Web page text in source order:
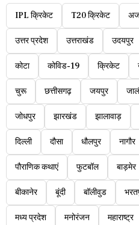
IPL क्रिकेट T20 क्रिकेट
उत्तर प्रदेश उत्तराखंड उदयपुर
कोटा कोविड-19 क्रिकेट
चुरू छत्तीसगढ़ जयपुर
जोधपुर झारखंड झालावाड़
दिल्ली दौसा धौलपुर नागौर
पौराणिक कथाएं फुटबॉल बाड़मेर
बीकानेर बूंदी बॉलीवुड
मध्य प्रदेश मनोरंजन महाराष्ट्र